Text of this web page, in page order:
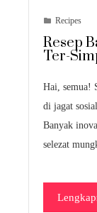
Recipes
Resep
Ter-
Hai, semua!
di jagat
Banyak
selezat